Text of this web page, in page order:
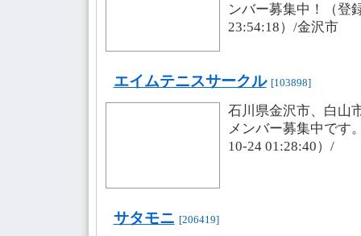
ンバー募集中！（登
23:54:18）/金沢市
エイムテニスサークル [103898]
石川県金沢市、白山
メンバー募集中です
10-24 01:28:40）/
サタモニ [206419]